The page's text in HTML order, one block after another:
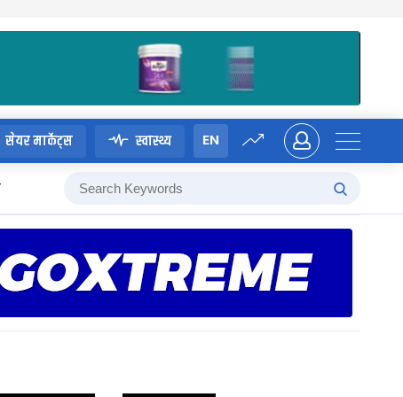
सेयर मार्केट्स स्वास्थ्य EN